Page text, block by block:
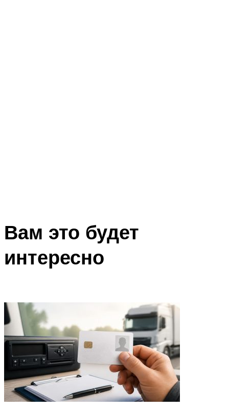
Вам это будет
интересно